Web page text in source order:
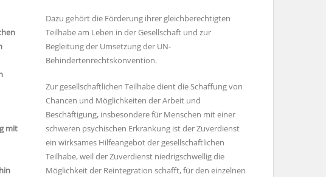
mit
Dazu gehört die Förderung ihrer gleichberechtigten
Teilhabe am Leben in der Gesellschaft und zur
Begleitung der Umsetzung der UN-
Behindertenrechtskonvention.
Zur gesellschaftlichen Teilhabe dient die Schaffung von
Chancen und Möglichkeiten der Arbeit und
Beschäftigung, insbesondere für Menschen mit einer
schweren psychischen Erkrankung ist der Zuverdienst
ein wirksames Hilfeangebot der gesellschaftlichen
Teilhabe, weil der Zuverdienst niedrigschwellig die
Möglichkeit der Reintegration schafft, für den einzelnen